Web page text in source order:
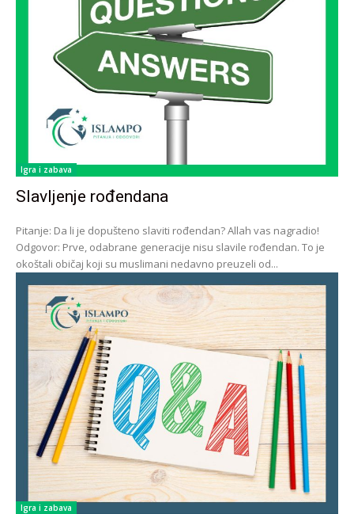
Igra i zabava
Slavljenje rođendana
Pitanje: Da li je dopušteno slaviti rođendan? Allah vas nagradio!
Odgovor: Prve, odabrane generacije nisu slavile rođendan. To je
okoštali običaj koji su muslimani nedavno preuzeli od...
Igra i zabava